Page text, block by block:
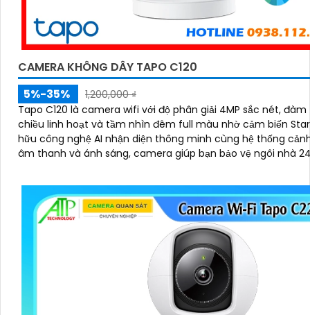
CAMERA KHÔNG DÂY TAPO C120
5%-35%
1,200,000 ₫
Tapo C120 là camera wifi với độ phân giải 4MP sắc nét, đàm
chiều linh hoạt và tầm nhìn đêm full màu nhờ cảm biến
hữu công nghệ AI nhận diện thông minh cùng hệ thống
âm thanh và ánh sáng, camera giúp bạn bảo vệ ngôi nhà